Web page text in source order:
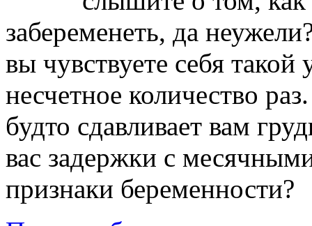
забеременеть, да
вы чувствуете себя
несчетное количество
будто сдавливает вам
вас задержки с
признаки беременности?